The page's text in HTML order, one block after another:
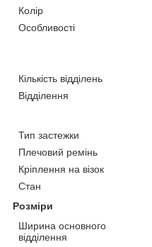
Колір
Особливості
Кількість відділень
Відділення
Тип застежки
Плечовий ремінь
Кріплення на візок
Стан
Розміри
Ширина основного
відділення